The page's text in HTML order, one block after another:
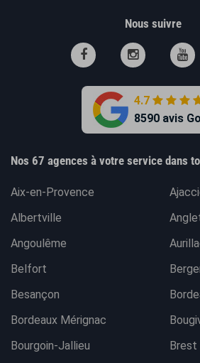
Nous suivre
4.7
8590 avis
Nos 67 agences à votre service dans
Aix-en-Provence
Albertville
Angoulême
Belfort
Besançon
Bordeaux Mérignac
Bourgoin-Jallieu
Brest